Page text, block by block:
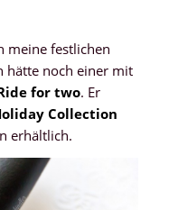
meine festlichen
hätte noch einer mit
for two. Er
Collection
erhältlich.